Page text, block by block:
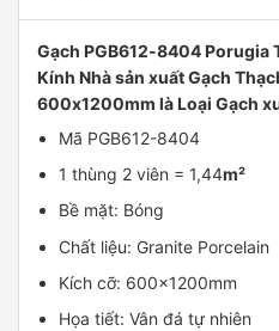
Gạch PGB612-8404 Porugia
Kính Nhà sản xuất Gạch
600x1200mm là Loại Gạch
Mã PGB612-8404
1 thùng 2 viên = 1,44m²
Bề mặt: Bóng
Chất liệu: Granite Porcelain
Kích cỡ: 600x1200mm
Họa tiết: Vân đá tự nhiên